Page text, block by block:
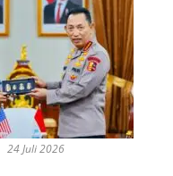
24 Juli 2026